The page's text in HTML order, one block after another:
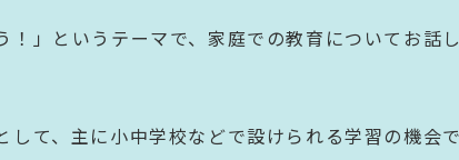
」というテーマで、家庭での教育についてお話
て、主に小中学校などで設けられる学習の機会で